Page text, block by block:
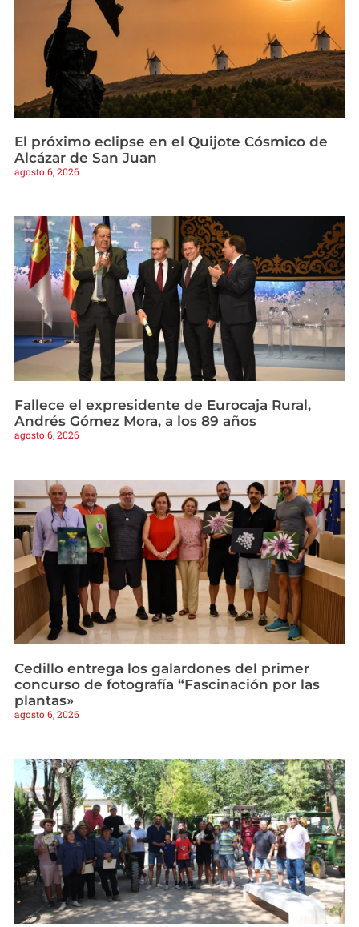
El próximo eclipse en el Quijote Cósmico de
Alcázar de San Juan
agosto 6, 2026
Fallece el expresidente de Eurocaja Rural,
Andrés Gómez Mora, a los 89 años
agosto 6, 2026
Cedillo entrega los galardones del primer
concurso de fotografía “Fascinación por las
plantas»
agosto 6, 2026